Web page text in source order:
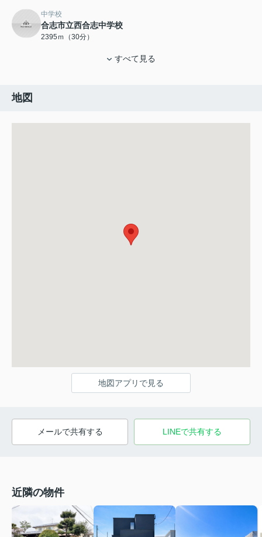
中学校
合志市立西合志中学校
2395ｍ（30分）
すべて見る
地図
地図アプリで見る
メールで共有する LINEで共有する
近隣の物件